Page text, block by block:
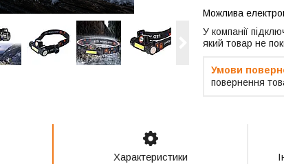
У компанії
який товар не
повернення
Характеристики